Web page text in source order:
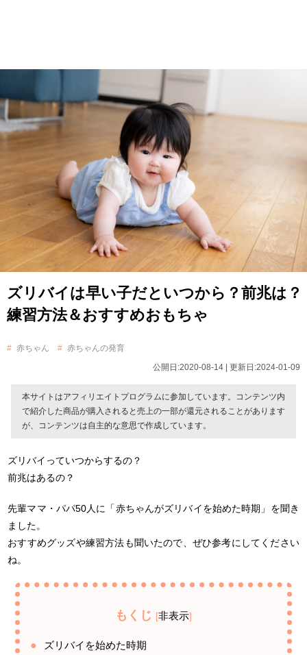
ズリバイは早い子だといつから？前兆は？
練習方法＆おすすめおもちゃ
赤ちゃん
赤ちゃんの発育
公開日:2020-08-14 | 更新日:2024-01-09
本サイトはアフィリエイトプログラムに参加しています。コンテンツ内
で紹介した商品が購入されると売上の一部が還元されることがあります
が、コンテンツは自主的な意思で作成しています。
ズリバイっていつからするの？
前兆はあるの？
先輩ママ・パパ50人に「赤ちゃんがズリバイを始めた時期」を聞き
ました。
おすすめグッズや練習方法も聞いたので、ぜひ参考にしてください
ね。
もくじ [非表示]
ズリバイを始めた時期